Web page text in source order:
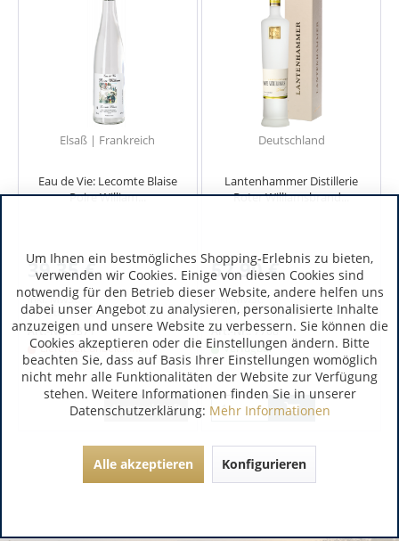
Elsaß | Frankreich
Eau de Vie: Lecomte Blaise
Poire William...
39,35 €
inkl. MwSt.
0.7 Liter(56,21 € / 1 Liter)
Art.-Nr.:9371
Lieferzeit unbekannt
Ausverkauft
Deutschland
Lantenhammer Distillerie
Roter Williamsbrand...
52,90 €
inkl. MwSt.
0.5 Liter(105,80 € / 1 Liter)
Art.-Nr.:7708
Verfügbar
Um Ihnen ein bestmögliches Shopping-Erlebnis zu bieten,
verwenden wir Cookies. Einige von diesen Cookies sind
notwendig für den Betrieb dieser Website, andere helfen uns
dabei unser Angebot zu analysieren, personalisierte Inhalte
anzuzeigen und unsere Website zu verbessern. Sie können die
Cookies akzeptieren oder die Einstellungen ändern. Bitte
beachten Sie, dass auf Basis Ihrer Einstellungen womöglich
nicht mehr alle Funktionalitäten der Website zur Verfügung
stehen. Weitere Informationen finden Sie in unserer
Datenschutzerklärung: Mehr Informationen
Alle akzeptieren Konfigurieren